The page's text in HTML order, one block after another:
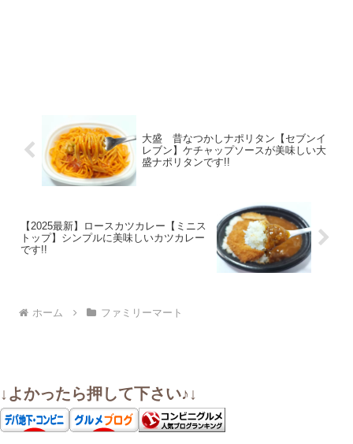
大盛 昔なつかしナポリタン【セブンイ
レブン】ケチャップソースが美味しい大
盛ナポリタンです!!
【2025最新】ロースカツカレー【ミニス
トップ】シンプルに美味しいカツカレー
です!!
ホーム ファミリーマート
↓よかったら押して下さい♪↓